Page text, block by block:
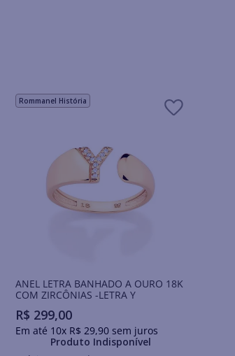
Rommanel História
ANEL LETRA BANHADO A OURO 18K
COM ZIRCÔNIAS -LETRA Y
R$ 299,00
Em até 10x R$ 29,90sem juros
Produto Indisponível